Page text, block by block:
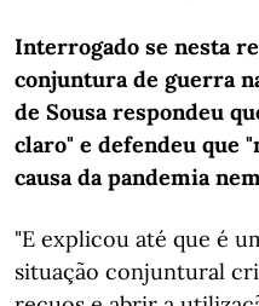
Interrogado se nesta
conjuntura de guerra
de Sousa respondeu
claro" e defendeu que
causa da pandemia
"E explicou até que é
situação conjuntural